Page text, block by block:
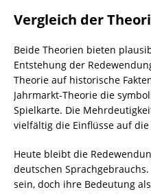
Vergleich der
Beide Theorien bieten
Entstehung der
Theorie auf historische
Jahrmarkt-Theorie die
Spielkarte. Die
vielfältig die Einflüsse auf
Heute bleibt die
deutschen
sein, doch ihre Bedeutung